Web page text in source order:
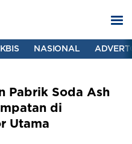
NASIONAL
Pabrik Soda Ash
di
Utama